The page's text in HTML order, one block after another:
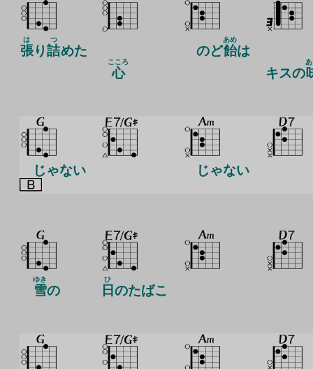
張
は
り詰
つ
めた
心
こころ
のど飴
あめ
は
キスの
じゃない じゃない
雪
ゆき
の 日
ひ
のたばこ